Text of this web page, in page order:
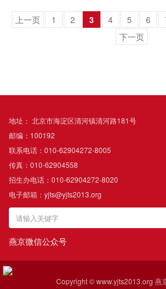
上一页 1 2 3 4 5 6
下一页
地址： 北京市海淀区清河镇清河路181号
邮编：100192
联系电话：010-62904272-8005
传真：010-62904558
招生办电话：010-62904272-8020
电子邮箱：yjts@yjts2013.org
燕京微信公众号
Copyright © www.yjts2013.org 燕